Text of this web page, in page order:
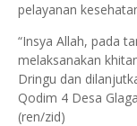
pelayanan
“Insya Allah, pada
melaksanakan
Dringu dan
Qodim 4 Desa
(ren/zid)